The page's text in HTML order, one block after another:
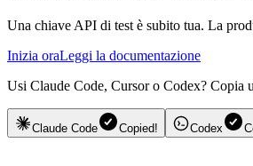
Una chiave API di test è subito tua. La
Inizia oraLeggi la documentazione
Usi Claude Code, Cursor o Codex?
Claude Code Copied! Codex